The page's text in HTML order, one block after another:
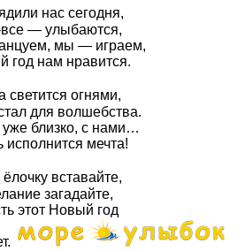
нас сегодня,
— улыбаются,
мы — играем,
год нам нравится.
светится огнями,
для волшебства.
уже близко, с нами…
исполнится мечта!
ёлочку вставайте,
загадайте,
этот Новый год